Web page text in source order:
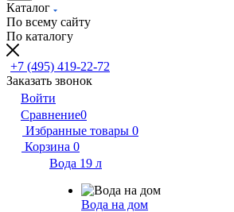
Каталог
По всему сайту
По каталогу
+7 (495) 419-22-72
Заказать звонок
Войти
Сравнение0
Избранные товары 0
Корзина 0
Вода 19 л
Вода на дом